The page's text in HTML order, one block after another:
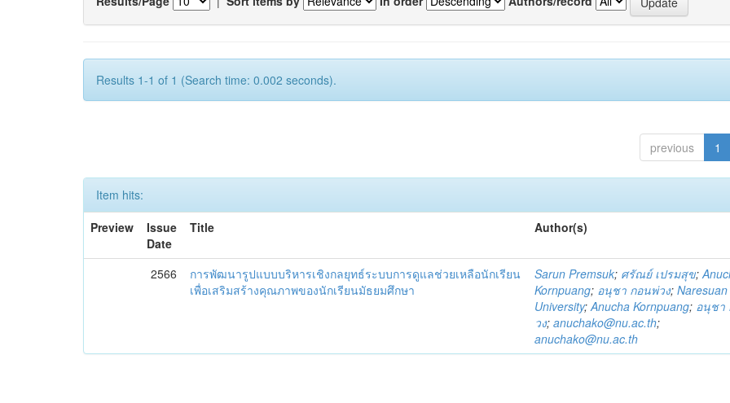
Results 1-1 of 1 (Search time: 0.002 seconds).
previous 1
Item hits:
Preview
Issue
Date
Title Author(s)
2566
การพัฒนารูปแบบบริหารเชิงกลยุทธ์ระบบการดูแลช่วยเหลือนักเรียน
เพื่อเสริมสร้างคุณภาพของนักเรียนมัธยมศึกษา
Sarun Premsuk; ศรัณย์ เปรมสุข;
Kornpuang; อนุชา กอนพ่วง;Naresuan
University;Anucha Kornpuang; อนุชา
วง;anuchako@nu.ac.th;
anuchako@nu.ac.th